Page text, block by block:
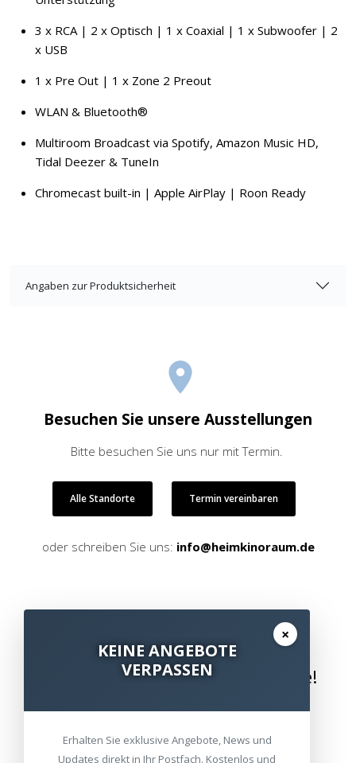
3 x RCA | 2 x Optisch | 1 x Coaxial | 1 x Subwoofer | 2
x USB
1 x Pre Out | 1 x Zone 2 Preout
WLAN & Bluetooth®
Multiroom Broadcast via Spotify, Amazon Music HD,
Tidal Deezer & TuneIn
Chromecast built-in | Apple AirPlay | Roon Ready
Angaben zur Produktsicherheit
Besuchen Sie unsere Ausstellungen
Bitte besuchen Sie uns nur mit Termin.
Alle Standorte Termin vereinbaren
oder schreiben Sie uns: info@heimkinoraum.de
Wir bringen die Welt nach Hause!
×
KEINE ANGEBOTE
VERPASSEN
Erhalten Sie exklusive Angebote, News und
Updates direkt in Ihr Postfach. Kostenlos und